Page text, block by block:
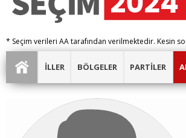
* Seçim verileri AA tarafından verilmektedir. Kesin
İLLER BÖLGELER PARTİLER